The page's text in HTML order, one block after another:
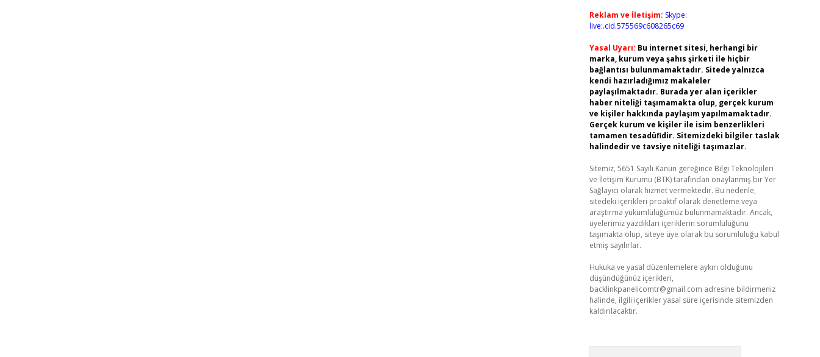
Reklam ve İletişim: Skype:
live:.cid.575569c608265c69
Yasal Uyarı: Bu internet sitesi, herhangi bir
marka, kurum veya şahıs şirketi ile hiçbir
bağlantısı bulunmamaktadır. Sitede yalnızca
kendi hazırladığımız makaleler
paylaşılmaktadır. Burada yer alan içerikler
haber niteliği taşımamakta olup, gerçek kurum
ve kişiler hakkında paylaşım yapılmamaktadır.
Gerçek kurum ve kişiler ile isim benzerlikleri
tamamen tesadüfidir. Sitemizdeki bilgiler taslak
halindedir ve tavsiye niteliği taşımazlar.
Sitemiz, 5651 Sayılı Kanun gereğince Bilgi Teknolojileri
ve İletişim Kurumu (BTK) tarafından onaylanmış bir Yer
Sağlayıcı olarak hizmet vermektedir. Bu nedenle,
sitedeki içerikleri proaktif olarak denetleme veya
araştırma yükümlülüğümüz bulunmamaktadır. Ancak,
üyelerimiz yazdıkları içeriklerin sorumluluğunu
taşımakta olup, siteye üye olarak bu sorumluluğu kabul
etmiş sayılırlar.
Hukuka ve yasal düzenlemelere aykırı olduğunu
düşündüğünüz içerikleri,
backlinkpanelicomtr@gmail.com adresine bildirmeniz
halinde, ilgili içerikler yasal süre içerisinde sitemizden
kaldırılacaktır.